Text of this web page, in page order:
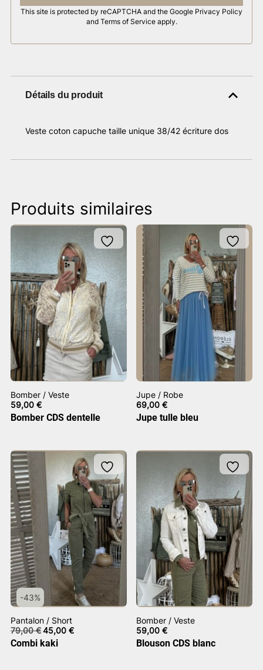
This site is protected by reCAPTCHA and the Google Privacy Policy
and Terms of Service apply.
Détails du produit
Veste coton capuche taille unique 38/42 écriture dos
Produits similaires
Bomber / Veste
59,00 €
Bomber CDS dentelle
Jupe / Robe
69,00€
Jupe tulle bleu
-43%
Pantalon / Short
79,00€Le
prix
initial
45,00 €Le
Combi kaki
Bomber / Veste
59,00€
Blouson CDS blanc